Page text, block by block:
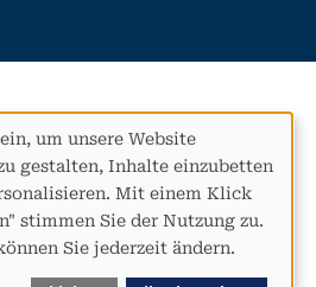
um unsere Website
gestalten, Inhalte einzubetten
Mit einem Klick
stimmen Sie der Nutzung zu.
Sie jederzeit ändern.